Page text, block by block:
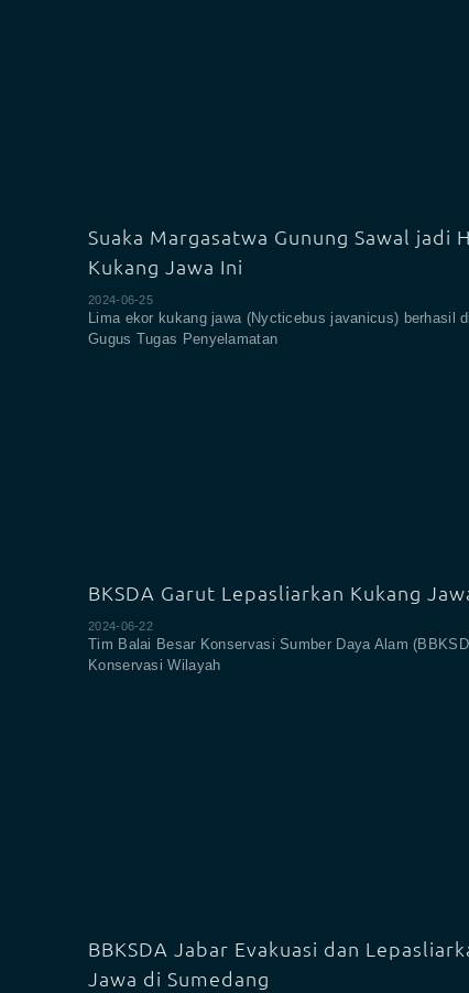
Suaka Margasatwa Gunung Sawal jadi
Kukang Jawa Ini
2024-06-25
Lima ekor kukang jawa (Nycticebus javanicus) berhasil
Gugus Tugas Penyelamatan
BKSDA Garut Lepasliarkan Kukang
2024-06-22
Tim Balai Besar Konservasi Sumber Daya Alam
Konservasi Wilayah
BBKSDA Jabar Evakuasi dan
Jawa di Sumedang